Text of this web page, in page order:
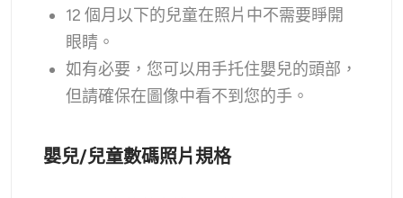
12 個月以下的兒童在照片中不需要睜開
眼睛。
如有必要，您可以用手托住嬰兒的頭部，
但請確保在圖像中看不到您的手。
嬰兒/兒童數碼照片規格